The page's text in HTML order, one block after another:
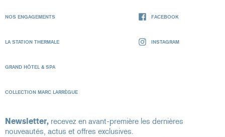
NOS ENGAGEMENTS
LA STATION THERMALE
GRAND HÔTEL & SPA
COLLECTION MARC LARRÈGUE
FACEBOOK
INSTAGRAM
Newsletter, recevez en avant-première les dernières
nouveautés, actus et offres exclusives.